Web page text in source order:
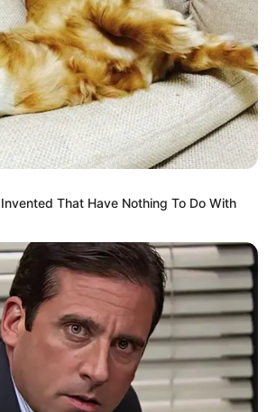
That Have Nothing To Do With